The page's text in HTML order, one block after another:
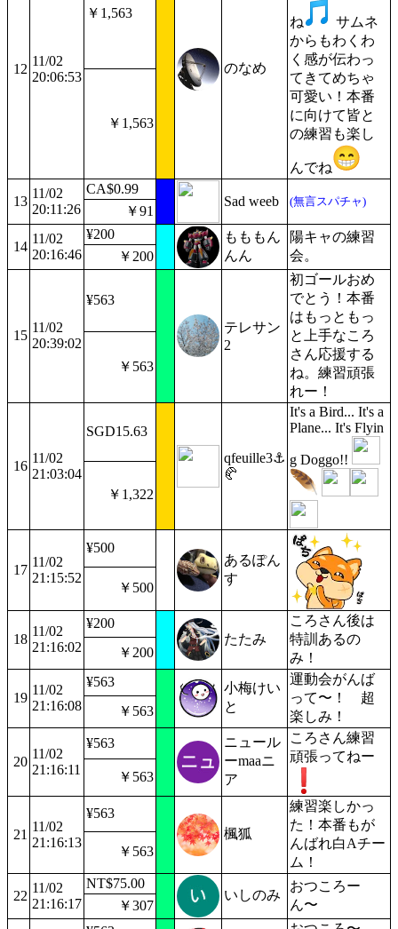
12
11/02
20:06:53
￥1,563
のなめ
ね
サムネ
からもわくわ
く感が伝わっ
てきてめちゃ
可愛い！本番
に向けて皆と
の練習も楽し
んでね
￥1,563
13
11/02
20:11:26
CA$0.99
Sad weeb
(無言スパチャ)
￥91
14
11/02
20:16:46
¥200
もももん
んん
陽キャの練習
会。
￥200
15
11/02
20:39:02
¥563
テレサン
2
初ゴールおめ
でとう！本番
はもっともっ
と上手なころ
さん応援する
ね。練習頑張
れー！
￥563
16
11/02
21:03:04
SGD15.63
qfeuille3⚓
🥐
It's a Bird... It's a
Plane... It's Flyin
g Doggo!!
￥1,322
17
11/02
21:15:52
¥500
あるぽん
す
￥500
18
11/02
21:16:02
¥200
たたみ
ころさん後は
特訓あるの
み！
￥200
19
11/02
21:16:08
¥563
小梅けい
と
運動会がんば
って〜！ 超
楽しみ！
￥563
20
11/02
21:16:11
¥563
ニュール
ーmaaニ
ア
ころさん練習
頑張ってねー
￥563
21
11/02
21:16:13
¥563
楓狐
練習楽しかっ
た！本番もが
んばれ白Aチー
ム！
￥563
22
11/02
21:16:17
NT$75.00
いしのみ
おつころー
ん〜
￥307